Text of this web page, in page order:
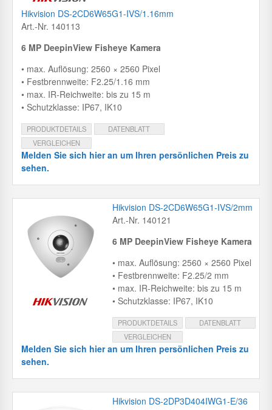
Hikvision DS-2CD6W65G1-IVS/1.16mm
Art.-Nr. 140113
6 MP DeepinView Fisheye Kamera
• max. Auflösung: 2560 × 2560 Pixel
• Festbrennweite: F2.25/1.16 mm
• max. IR-Reichweite: bis zu 15 m
• Schutzklasse: IP67, IK10
PRODUKTDETAILS
DATENBLATT
VERGLEICHEN
Melden Sie sich hier an um Ihren persönlichen Preis zu
sehen.
Hikvision DS-2CD6W65G1-IVS/2mm
Art.-Nr. 140121
6 MP DeepinView Fisheye Kamera
• max. Auflösung: 2560 × 2560 Pixel
• Festbrennweite: F2.25/2 mm
• max. IR-Reichweite: bis zu 15 m
• Schutzklasse: IP67, IK10
PRODUKTDETAILS
DATENBLATT
VERGLEICHEN
Melden Sie sich hier an um Ihren persönlichen Preis zu
sehen.
Hikvision DS-2DP3D404IWG1-E/36